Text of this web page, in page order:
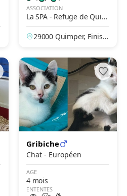
ASSOCIATION
La SPA - Refuge de Quim
per – Du Corniguel
29000 Quimper, Finistè
Gribiche
Chat - Européen
AGE
4 mois
ENTENTES